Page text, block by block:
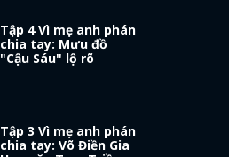
Tập 4 Vì mẹ anh phán
chia tay: Mưu đồ
"Cậu Sáu" lộ rõ
Tập 3 Vì mẹ anh phán
chia tay: Võ Điền Gia